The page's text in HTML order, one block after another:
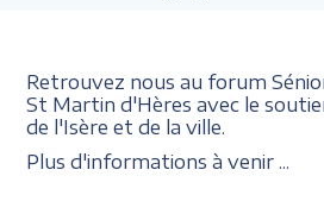
Retrouvez nous au forum
St Martin d'Hères avec le
de l'Isère et de la ville.
Plus d'informations à venir ...